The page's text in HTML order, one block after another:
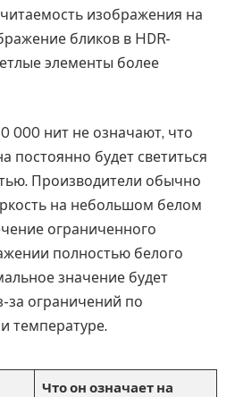
изображения на
бликов в HDR-
элементы более
000 нит не означают, что
постоянно будет светиться
Производители обычно
на небольшом белом
ограниченного
полностью белого
значение будет
за ограничений по
температуре.
Что он означает на